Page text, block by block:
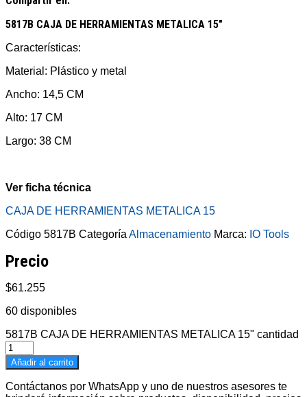
5817B CAJA DE HERRAMIENTAS METALICA 15″
Características:
Material: Plástico y metal
Ancho: 14,5 CM
Alto: 17 CM
Largo: 38 CM
Ver ficha técnica
CAJA DE HERRAMIENTAS METALICA 15
Código 5817B Categoría Almacenamiento Marca: IO Tools
Precio
$61.255
60 disponibles
5817B CAJA DE HERRAMIENTAS METALICA 15" cantidad
Añadir al carrito
Contáctanos por WhatsApp y uno de nuestros asesores te